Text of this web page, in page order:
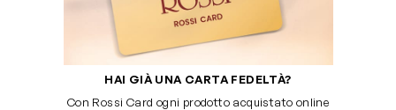
HAI GIÀ UNA CARTA FEDELTÀ?
Con Rossi Card ogni prodotto acquistato online